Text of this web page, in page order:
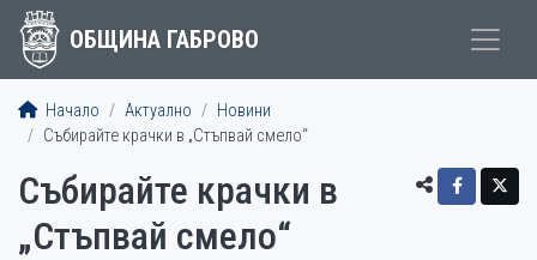
ОБЩИНА ГАБРОВО
Начало Актуално
Новини
Събирайте крачки в „Стъпвай смело“
Събирайте крачки в
„Стъпвай смело“